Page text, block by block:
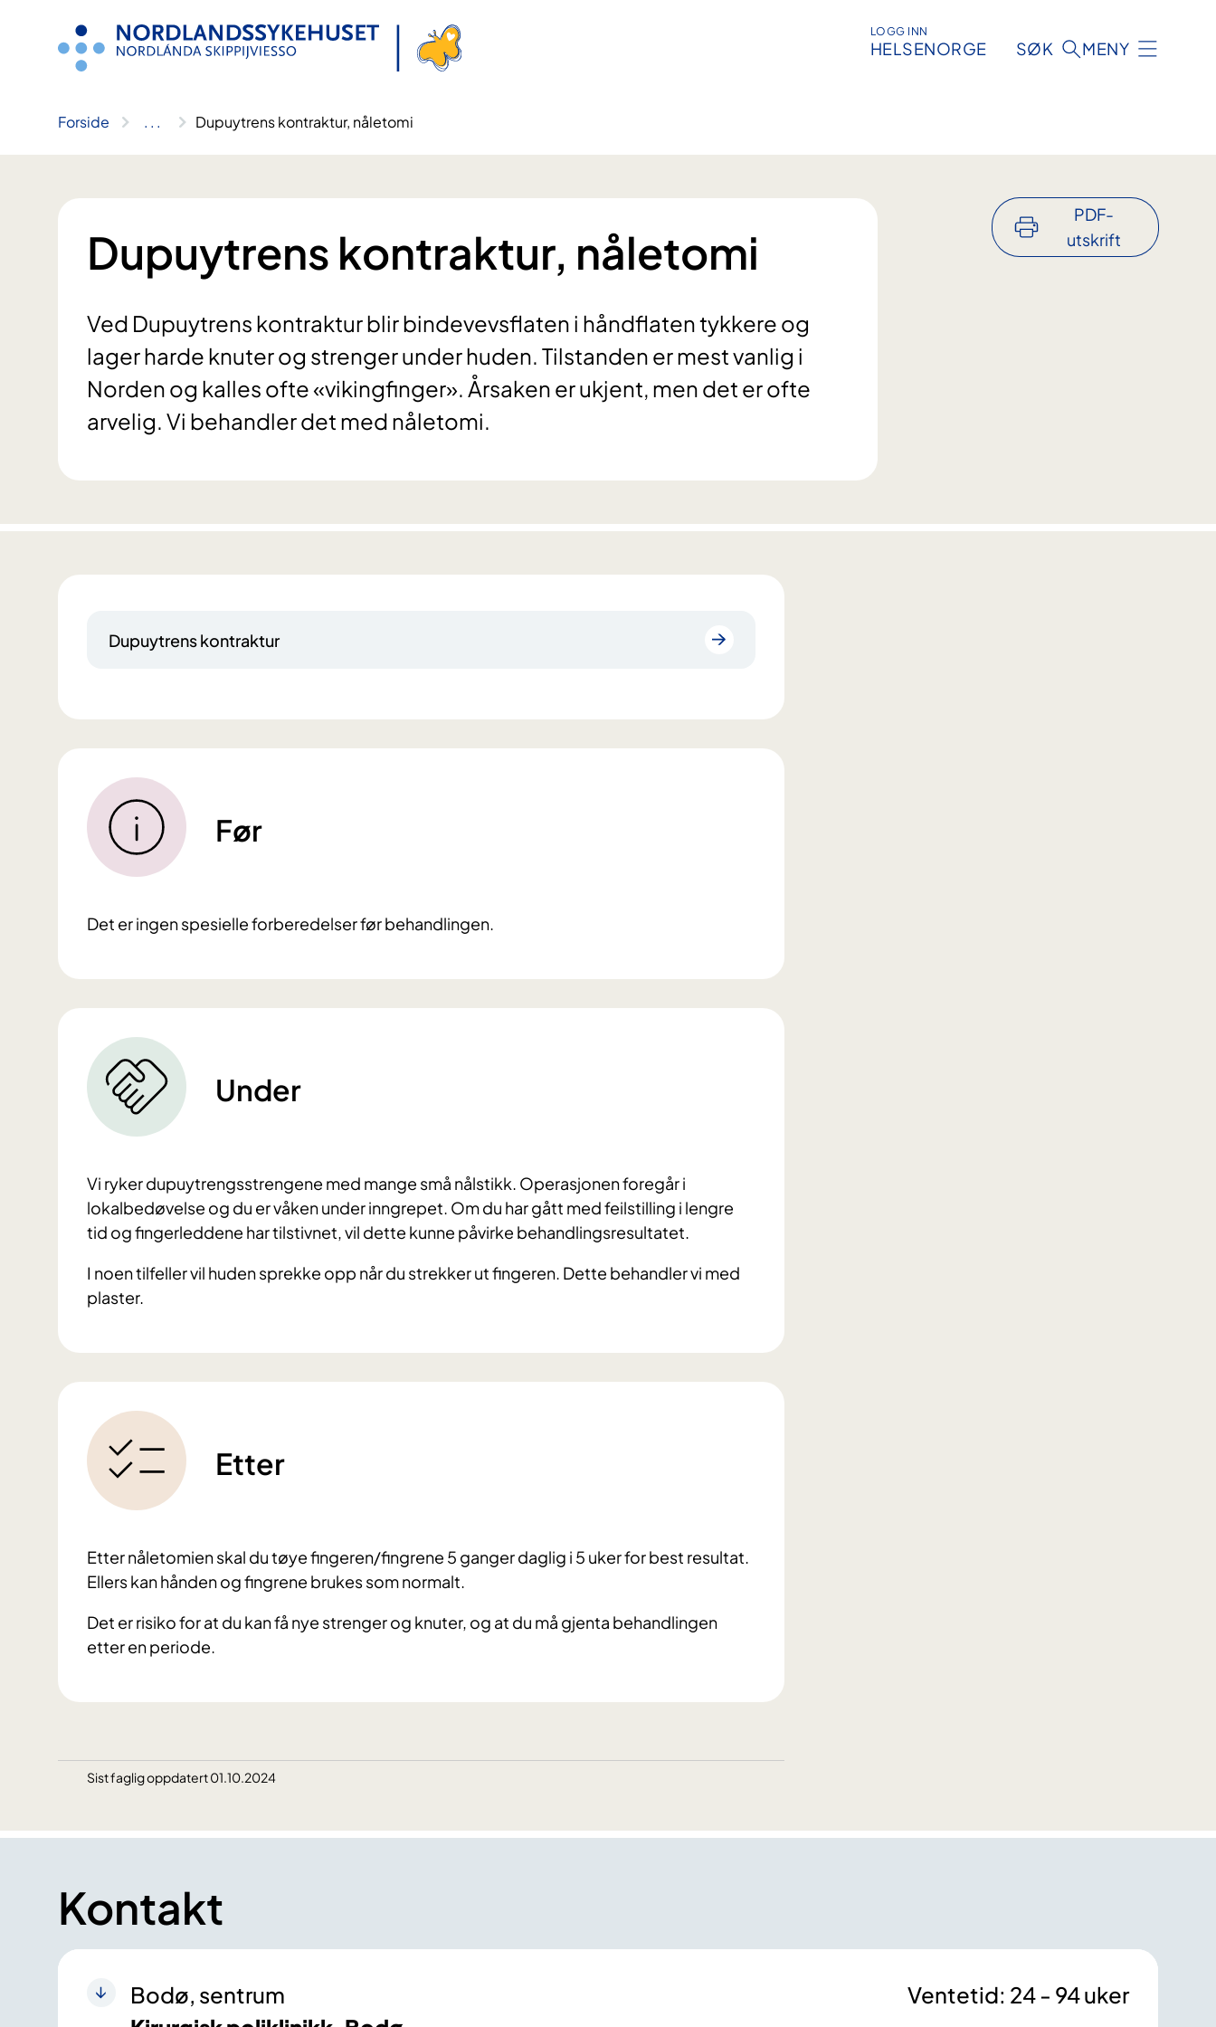
LOGG INN
HELSENORGE SØK MENY
Forside .. . Dupuytrens kontraktur, nåletomi
Dupuytrens kontraktur, nåletomi
Ved Dupuytrens kontraktur blir bindevevsflaten i håndflaten tykkere og
lager harde knuter og strenger under huden. Tilstanden er mest vanlig i
Norden og kalles ofte «vikingfinger». Årsaken er ukjent, men det er ofte
arvelig. Vi behandler det med nåletomi.
PDF-
utskrift
Dupuytrens kontraktur
Før
Det er ingen spesielle forberedelser før behandlingen.
Under
Vi ryker dupuytrengsstrengene med mange små nålstikk. Operasjonen foregår i
lokalbedøvelse og du er våken under inngrepet. Om du har gått med feilstilling i lengre
tid og fingerleddene har tilstivnet, vil dette kunne påvirke behandlingsresultatet.
I noen tilfeller vil huden sprekke opp når du strekker ut fingeren. Dette behandler vi med
plaster.
Etter
Etter nåletomien skal du tøye fingeren/fingrene 5 ganger daglig i 5 uker for best resultat.
Ellers kan hånden og fingrene brukes som normalt.
Det er risiko for at du kan få nye strenger og knuter, og at du må gjenta behandlingen
etter en periode.
Sist faglig oppdatert 01.10.2024
Kontakt
Bodø, sentrum
Ventetid: 24 - 94 uker